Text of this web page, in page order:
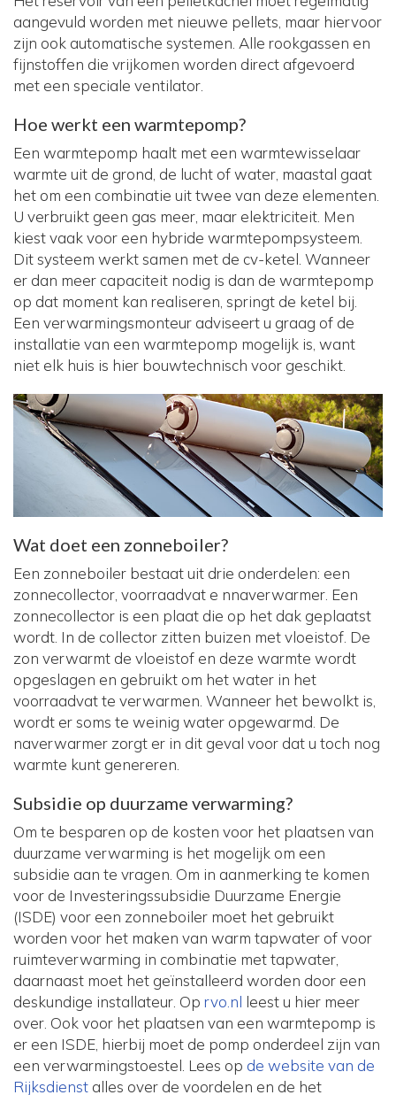
aangevuld worden met nieuwe pellets, maar hiervoor
zijn ook automatische systemen. Alle rookgassen en
fijnstoffen die vrijkomen worden direct afgevoerd
met een speciale ventilator.
Hoe werkt een warmtepomp?
Een warmtepomp haalt met een warmtewisselaar
warmte uit de grond, de lucht of water, maastal gaat
het om een combinatie uit twee van deze elementen.
U verbruikt geen gas meer, maar elektriciteit. Men
kiest vaak voor een hybride warmtepompsysteem.
Dit systeem werkt samen met de cv-ketel. Wanneer
er dan meer capaciteit nodig is dan de warmtepomp
op dat moment kan realiseren, springt de ketel bij.
Een verwarmingsmonteur adviseert u graag of de
installatie van een warmtepomp mogelijk is, want
niet elk huis is hier bouwtechnisch voor geschikt.
Wat doet een zonneboiler?
Een zonneboiler bestaat uit drie onderdelen: een
zonnecollector, voorraadvat e nnaverwarmer. Een
zonnecollector is een plaat die op het dak geplaatst
wordt. In de collector zitten buizen met vloeistof. De
zon verwarmt de vloeistof en deze warmte wordt
opgeslagen en gebruikt om het water in het
voorraadvat te verwarmen. Wanneer het bewolkt is,
wordt er soms te weinig water opgewarmd. De
naverwarmer zorgt er in dit geval voor dat u toch nog
warmte kunt genereren.
Subsidie op duurzame verwarming?
Om te besparen op de kosten voor het plaatsen van
duurzame verwarming is het mogelijk om een
subsidie aan te vragen. Om in aanmerking te komen
voor de Investeringssubsidie Duurzame Energie
(ISDE) voor een zonneboiler moet het gebruikt
worden voor het maken van warm tapwater of voor
ruimteverwarming in combinatie met tapwater,
daarnaast moet het geïnstalleerd worden door een
deskundige installateur. Op rvo.nl leest u hier meer
over. Ook voor het plaatsen van een warmtepomp is
er een ISDE, hierbij moet de pomp onderdeel zijn van
een verwarmingstoestel. Lees op de website van de
Rijksdienst alles over de voordelen en de het